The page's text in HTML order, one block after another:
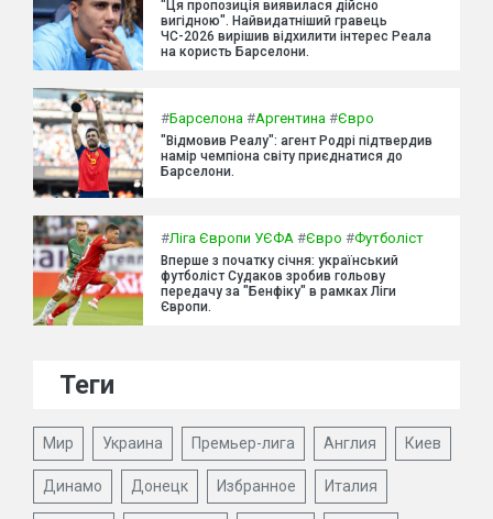
"Ця пропозиція виявилася дійсно
вигідною". Найвидатніший гравець
ЧС-2026 вирішив відхилити інтерес Реала
на користь Барселони.
#Барселона #Аргентина #Євро
"Відмовив Реалу": агент Родрі підтвердив
намір чемпіона світу приєднатися до
Барселони.
#Ліга Європи УЄФА #Євро #Футболіст
Вперше з початку січня: український
футболіст Судаков зробив гольову
передачу за "Бенфіку" в рамках Ліги
Європи.
Теги
Мир Украина Премьер-лига Англия Киев
Динамо Донецк Избранное Италия